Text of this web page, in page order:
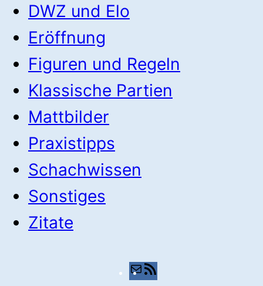
DWZ und Elo
Eröffnung
Figuren und Regeln
Klassische Partien
Mattbilder
Praxistipps
Schachwissen
Sonstiges
Zitate
E-